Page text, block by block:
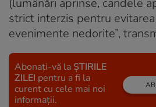
strict interzis pentru
evenimente nedorite”,
Abonați-vă la ȘTIRILE
ZILEI pentru a fi la
curent cu cele mai noi
informații.